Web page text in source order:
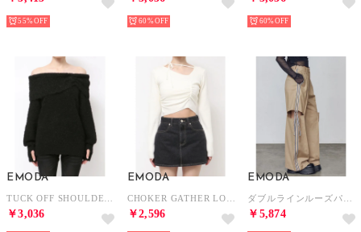
55% 60% 60%
EMODA
￥3,036
EMODA
￥2,596
EMODA
￥5,874